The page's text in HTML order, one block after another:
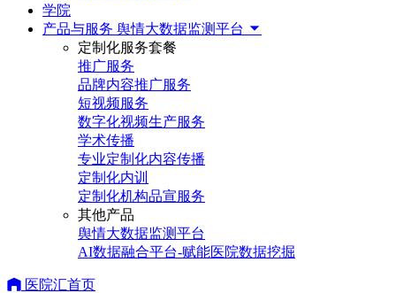
学院
产品与服务 舆情大数据监测平台
定制化服务套餐
推广服务
品牌内容推广服务
短视频服务
数字化视频生产服务
学术传播
专业定制化内容传播
定制化内训
定制化机构品宣服务
其他产品
舆情大数据监测平台
AI数据融合平台-赋能医院数据挖掘
医院汇首页